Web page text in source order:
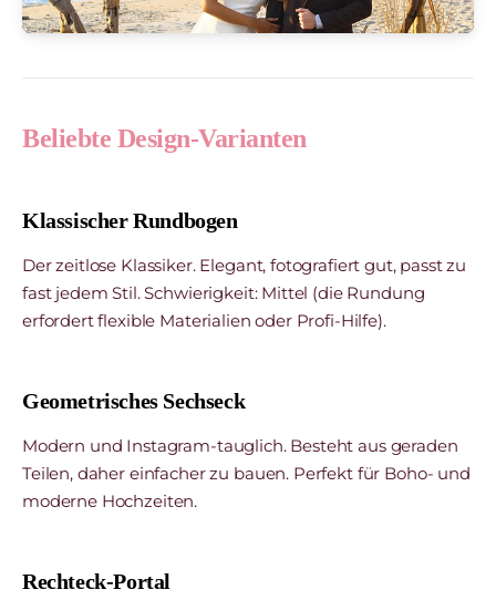
Beliebte Design-Varianten
Klassischer Rundbogen
Der zeitlose Klassiker. Elegant, fotografiert gut, passt zu
fast jedem Stil. Schwierigkeit: Mittel (die Rundung
erfordert flexible Materialien oder Profi-Hilfe).
Geometrisches Sechseck
Modern und Instagram-tauglich. Besteht aus geraden
Teilen, daher einfacher zu bauen. Perfekt für Boho- und
moderne Hochzeiten.
Rechteck-Portal